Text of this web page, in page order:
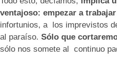
ventajoso: empezar a
infortunios, a los imprevistos
al paraíso. Sólo que
sólo nos somete al continuo